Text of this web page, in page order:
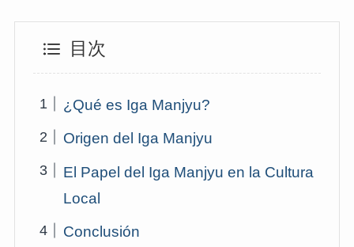
目次
¿Qué es Iga Manjyu?
Origen del Iga Manjyu
El Papel del Iga Manjyu en la Cultura
Local
Conclusión